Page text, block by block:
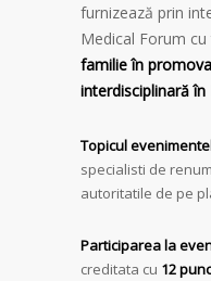
furnizează prin
Medical Forum cu
familie în
interdisciplinară în
Topicul
specialisti de
autoritatile de pe
Participarea la
creditata cu 12